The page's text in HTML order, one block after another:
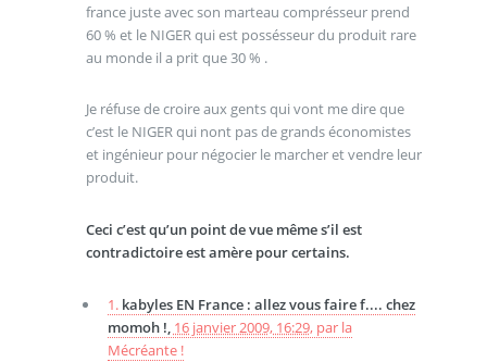
france juste avec son marteau comprésseur prend
60 % et le NIGER qui est possésseur du produit rare
au monde il a prit que 30 % .
Je réfuse de croire aux gents qui vont me dire que
c’est le NIGER qui nont pas de grands économistes
et ingénieur pour négocier le marcher et vendre leur
produit.
Ceci c’est qu’un point de vue même s’il est
contradictoire est amère pour certains.
1. kabyles EN France : allez vous faire f.... chez
momoh !, 16 janvier 2009, 16:29, par la
Mécréante !